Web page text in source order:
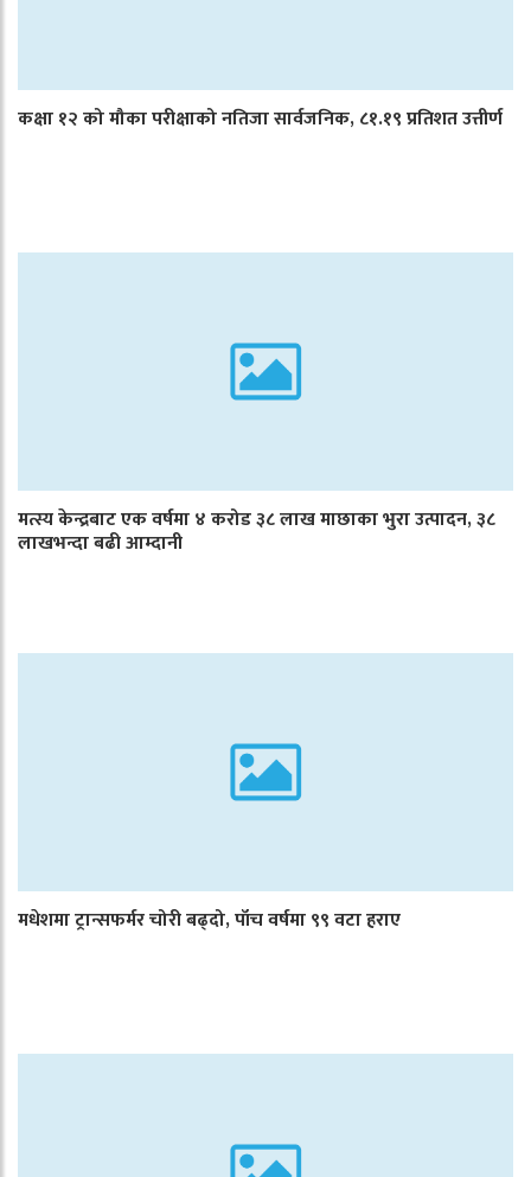
कक्षा १२ को मौका परीक्षाको नतिजा सार्वजनिक, ८१.१९ प्रतिशत उत्तीर्ण
मत्स्य केन्द्रबाट एक वर्षमा ४ करोड ३८ लाख माछाका भुरा उत्पादन, ३८
लाखभन्दा बढी आम्दानी
मधेशमा ट्रान्सफर्मर चोरी बढ्दो, पाँच वर्षमा ९९ वटा हराए